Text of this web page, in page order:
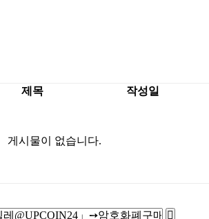
제목 작성일
게시물이 없습니다.